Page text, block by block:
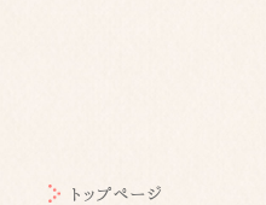
トップページ